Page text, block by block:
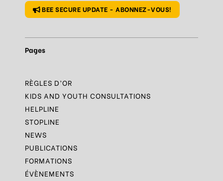
BEE SECURE UPDATE - ABONNEZ-VOUS!
Pages
RÈGLES D’OR
KIDS AND YOUTH CONSULTATIONS
HELPLINE
STOPLINE
NEWS
PUBLICATIONS
FORMATIONS
ÉVÈNEMENTS